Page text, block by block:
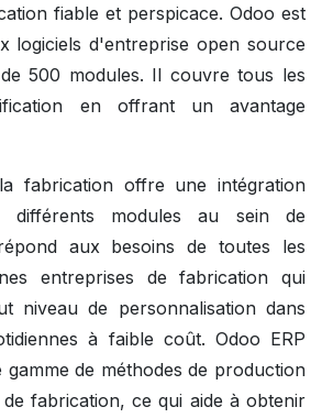
fiable et perspicace. Odoo est
logiciels d'entreprise open source
500 modules. Il couvre tous les
en offrant un avantage
fabrication offre une intégration
différents modules au sein de
aux besoins de toutes les
entreprises de fabrication qui
niveau de personnalisation dans
à faible coût. Odoo ERP
de méthodes de production
fabrication, ce qui aide à obtenir